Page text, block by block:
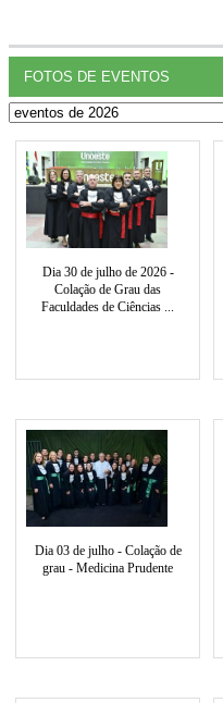
Dia 30 de julho de 2026 -
Colação de Grau das
Faculdades de Ciências ...
Dia 03 de julho - Colação de
grau - Medicina Prudente